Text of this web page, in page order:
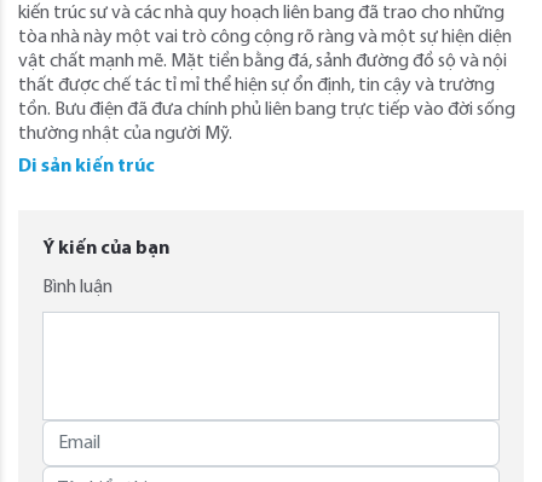
kiến ​​trúc sư và các nhà quy hoạch liên bang đã trao cho những
tòa nhà này một vai trò công cộng rõ ràng và một sự hiện diện
vật chất mạnh mẽ. Mặt tiền bằng đá, sảnh đường đồ sộ và nội
thất được chế tác tỉ mỉ thể hiện sự ổn định, tin cậy và trường
tồn. Bưu điện đã đưa chính phủ liên bang trực tiếp vào đời sống
thường nhật của người Mỹ.
Di sản kiến trúc
Ý kiến của bạn
Bình luận